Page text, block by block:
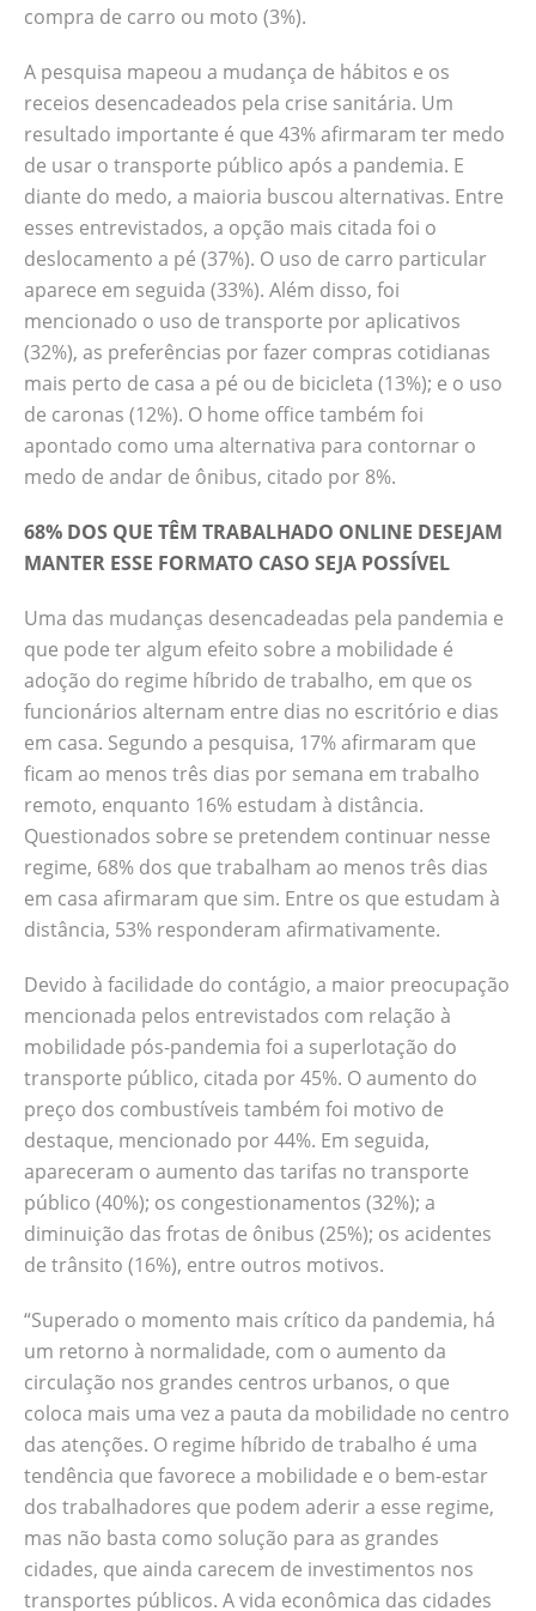
compra de carro ou moto (3%).
A pesquisa mapeou a mudança de hábitos e os
receios desencadeados pela crise sanitária. Um
resultado importante é que 43% afirmaram ter medo
de usar o transporte público após a pandemia. E
diante do medo, a maioria buscou alternativas. Entre
esses entrevistados, a opção mais citada foi o
deslocamento a pé (37%). O uso de carro particular
aparece em seguida (33%). Além disso, foi
mencionado o uso de transporte por aplicativos
(32%), as preferências por fazer compras cotidianas
mais perto de casa a pé ou de bicicleta (13%); e o uso
de caronas (12%). O home office também foi
apontado como uma alternativa para contornar o
medo de andar de ônibus, citado por 8%.
68% DOS QUE TÊM TRABALHADO ONLINE DESEJAM
MANTER ESSE FORMATO CASO SEJA POSSÍVEL
Uma das mudanças desencadeadas pela pandemia e
que pode ter algum efeito sobre a mobilidade é
adoção do regime híbrido de trabalho, em que os
funcionários alternam entre dias no escritório e dias
em casa. Segundo a pesquisa, 17% afirmaram que
ficam ao menos três dias por semana em trabalho
remoto, enquanto 16% estudam à distância.
Questionados sobre se pretendem continuar nesse
regime, 68% dos que trabalham ao menos três dias
em casa afirmaram que sim. Entre os que estudam à
distância, 53% responderam afirmativamente.
Devido à facilidade do contágio, a maior preocupação
mencionada pelos entrevistados com relação à
mobilidade pós-pandemia foi a superlotação do
transporte público, citada por 45%. O aumento do
preço dos combustíveis também foi motivo de
destaque, mencionado por 44%. Em seguida,
apareceram o aumento das tarifas no transporte
público (40%); os congestionamentos (32%); a
diminuição das frotas de ônibus (25%); os acidentes
de trânsito (16%), entre outros motivos.
“Superado o momento mais crítico da pandemia, há
um retorno à normalidade, com o aumento da
circulação nos grandes centros urbanos, o que
coloca mais uma vez a pauta da mobilidade no centro
das atenções. O regime híbrido de trabalho é uma
tendência que favorece a mobilidade e o bem-estar
dos trabalhadores que podem aderir a esse regime,
mas não basta como solução para as grandes
cidades, que ainda carecem de investimentos nos
transportes públicos. A vida econômica das cidades